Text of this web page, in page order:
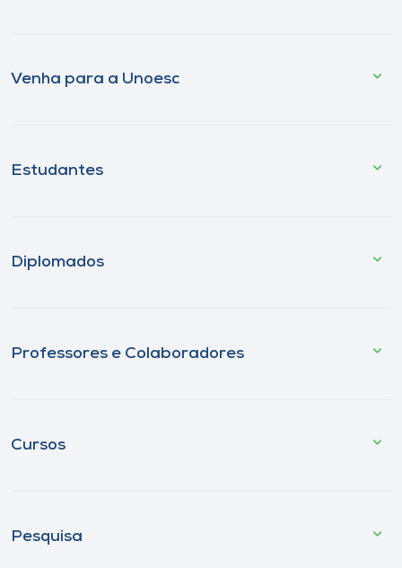
Venha para a Unoesc
Estudantes
Diplomados
Professores e Colaboradores
Cursos
Pesquisa